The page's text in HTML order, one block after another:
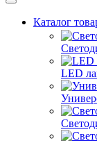
Каталог
LED